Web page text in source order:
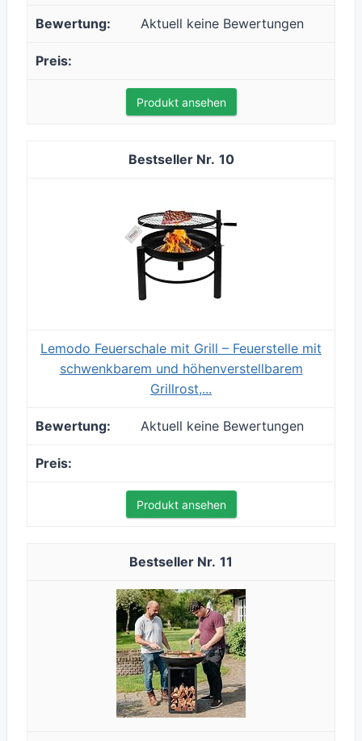
Aktuell keine Bewertungen
Produkt ansehen
10
Lemodo Feuerschale mit Grill – Feuerstelle mit
schwenkbarem und höhenverstellbarem
Grillrost,...
Aktuell keine Bewertungen
Produkt ansehen
11